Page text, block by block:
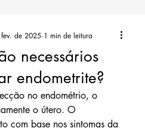
necessários
endometrite?
de 2025 1 min de leitura
no endométrio, o
o útero. O
com base nos sintomas da